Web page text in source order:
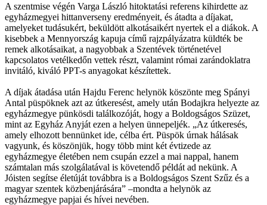
A szentmise végén Varga László hitoktatási referens kihirdette az
egyházmegyei hittanverseny eredményeit, és átadta a díjakat,
amelyeket tudásukért, beküldött alkotásaikért nyertek el a diákok. A
kisebbek a Mennyország kapuja című rajzpályázatra küldték be
remek alkotásaikat, a nagyobbak a Szentévek történetével
kapcsolatos vetélkedőn vettek részt, valamint római zarándoklatra
invitáló, kiváló PPT-s anyagokat készítettek.
A díjak átadása után Hajdu Ferenc helynök köszönte meg Spányi
Antal püspöknek azt az útkeresést, amely után Bodajkra helyezte az
egyházmegye pünkösdi találkozóját, hogy a Boldogságos Szüzet,
mint az Egyház Anyját ezen a helyen ünnepeljék. „Az útkeresés,
amely elhozott bennünket ide, célba ért. Püspök úrnak hálásak
vagyunk, és köszönjük, hogy több mint két évtizede az
egyházmegye életében nem csupán ezzel a mai nappal, hanem
számtalan más szolgálatával is követendő példát ad nekünk. A
Jóisten segítse életúját továbbra is a Boldogságos Szent Szűz és a
magyar szentek közbenjárására” –mondta a helynök az
egyházmegye papjai és hívei nevében.